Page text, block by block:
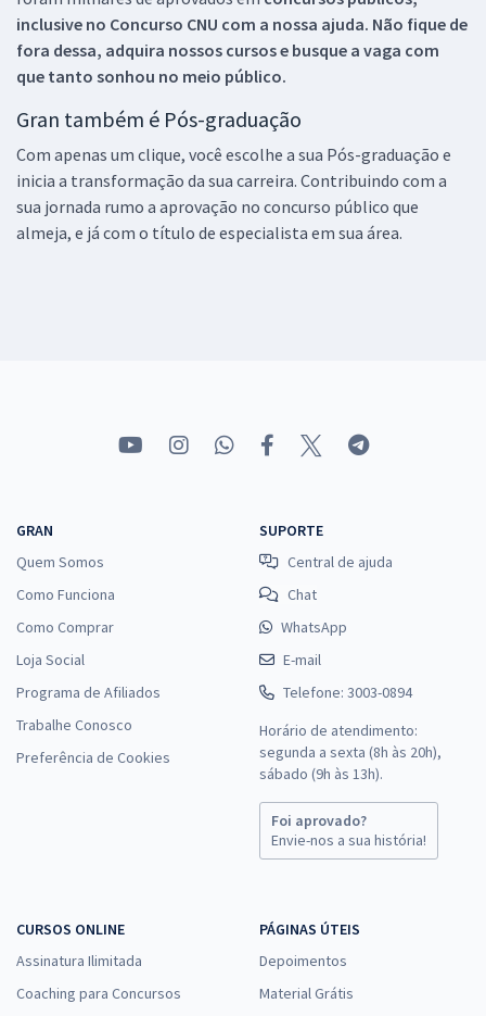
inclusive no Concurso CNU com a nossa ajuda. Não fique de
fora dessa, adquira nossos cursos e busque a vaga com
que tanto sonhou no meio público.
Gran também é Pós-graduação
Com apenas um clique, você escolhe a sua Pós-graduação e
inicia a transformação da sua carreira. Contribuindo com a
sua jornada rumo a aprovação no concurso público que
almeja, e já com o título de especialista em sua área.
GRAN
Quem Somos
Como Funciona
Como Comprar
Loja Social
Programa de Afiliados
Trabalhe Conosco
Preferência de Cookies
SUPORTE
Central de ajuda
Chat
WhatsApp
E-mail
Telefone: 3003-0894
Horário de atendimento:
segunda a sexta (8h às 20h),
sábado (9h às 13h).
Foi aprovado?
Envie-nos a sua história!
CURSOS ONLINE
Assinatura Ilimitada
Coaching para Concursos
PÁGINAS ÚTEIS
Depoimentos
Material Grátis